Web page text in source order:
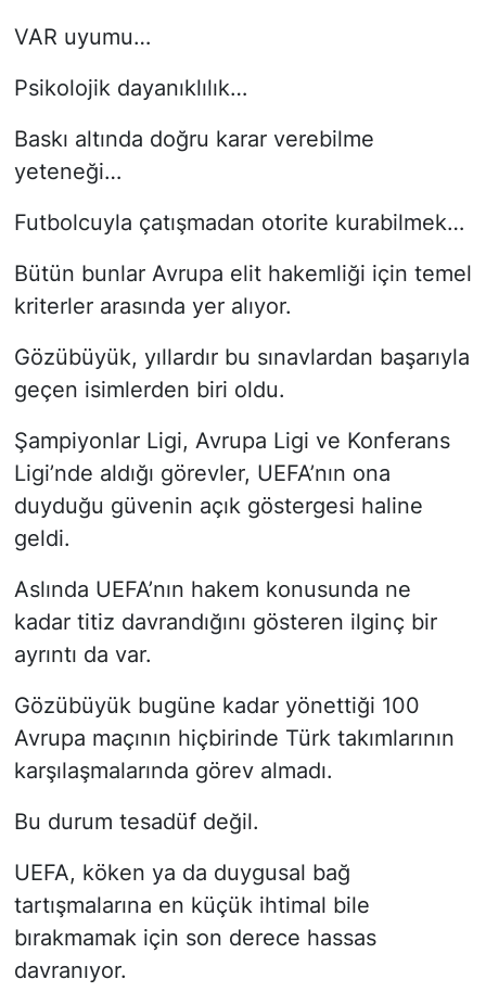
VAR uyumu…
Psikolojik dayanıklılık…
Baskı altında doğru karar verebilme
yeteneği…
Futbolcuyla çatışmadan otorite kurabilmek…
Bütün bunlar Avrupa elit hakemliği için temel
kriterler arasında yer alıyor.
Gözübüyük, yıllardır bu sınavlardan başarıyla
geçen isimlerden biri oldu.
Şampiyonlar Ligi, Avrupa Ligi ve Konferans
Ligi’nde aldığı görevler, UEFA’nın ona
duyduğu güvenin açık göstergesi haline
geldi.
Aslında UEFA’nın hakem konusunda ne
kadar titiz davrandığını gösteren ilginç bir
ayrıntı da var.
Gözübüyük bugüne kadar yönettiği 100
Avrupa maçının hiçbirinde Türk takımlarının
karşılaşmalarında görev almadı.
Bu durum tesadüf değil.
UEFA, köken ya da duygusal bağ
tartışmalarına en küçük ihtimal bile
bırakmamak için son derece hassas
davranıyor.